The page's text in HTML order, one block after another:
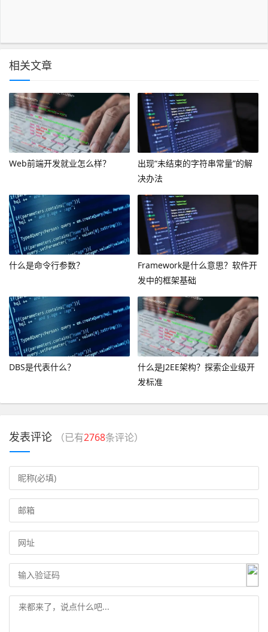
相关文章
Web前端开发就业怎么样？
出现“未结束的字符串常量”的解
决办法
什么是命令行参数？
Framework是什么意思？软件开
发中的框架基础
DBS是代表什么？
什么是J2EE架构？探索企业级开
发标准
发表评论 （已有2768条评论）